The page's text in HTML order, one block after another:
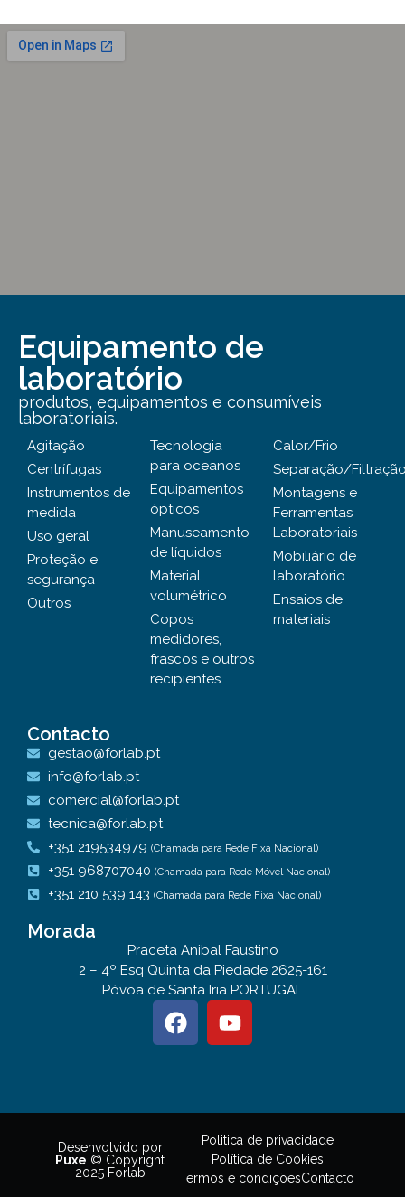
Equipamento de
laboratório
produtos, equipamentos e consumíveis
laboratoriais.
Agitação
Centrífugas
Instrumentos de
medida
Uso geral
Proteção e
segurança
Outros
Tecnologia
para oceanos
Equipamentos
ópticos
Manuseamento
de líquidos
Material
volumétrico
Copos
medidores,
frascos e outros
recipientes
Calor/Frio
Separação/
Montagens e
Ferramentas
Laboratoriais
Mobiliário de
laboratório
Ensaios de
materiais
Contacto
gestao@forlab.pt
info@forlab.pt
comercial@forlab.pt
tecnica@forlab.pt
+351 219534979 (Chamada para Rede Fixa Nacional)
+351 968707040 (Chamada para Rede Móvel Nacional)
+351 210 539 143 (Chamada para Rede Fixa Nacional)
Morada
Praceta Anibal Faustino
2 – 4º Esq Quinta da Piedade 2625-161
Póvoa de Santa Iria PORTUGAL
Desenvolvido por
Puxe © Copyright
2025 Forlab
Politica de privacidade
Política de Cookies
Termos e condiçõesContacto